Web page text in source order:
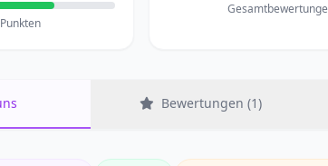
Bewertungen (1)